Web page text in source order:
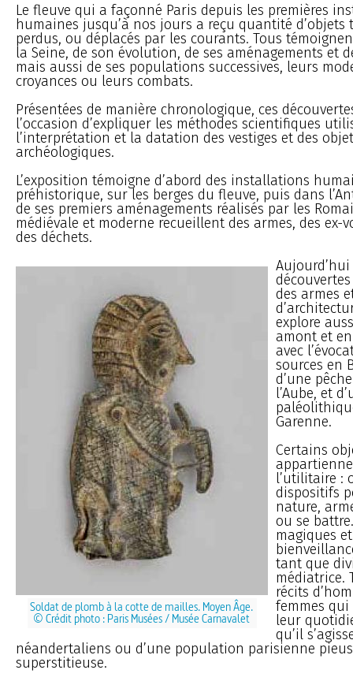
Le fleuve qui a façonné Paris depuis les premières
humaines jusqu’à nos jours a reçu quantité d’objets
perdus, ou déplacés par les courants. Tous
la Seine, de son évolution, de ses aménagements et
mais aussi de ses populations successives, leurs
croyances ou leurs combats.
Présentées de manière chronologique, ces
l’occasion d’expliquer les méthodes scientifiques
l’interprétation et la datation des vestiges et des
archéologiques.
L’exposition témoigne d’abord des installations
préhistorique, sur les berges du fleuve, puis dans
de ses premiers aménagements réalisés par les
médiévale et moderne recueillent des armes, des ex-
des déchets.
Soldat de plomb à la cotte de mailles. Moyen Âge.
© Crédit photo : Paris Musées / Musée Carnavalet
des armes
explore
amont et
avec
sources en
d’une
l’Aube, et
Garenne.
Certains
l’utilitaire :
dispositifs
nature,
ou se
magiques
tant que
médiatrice.
récits
femmes
leur
qu’il
néandertaliens ou d’une population parisienne
superstitieuse.